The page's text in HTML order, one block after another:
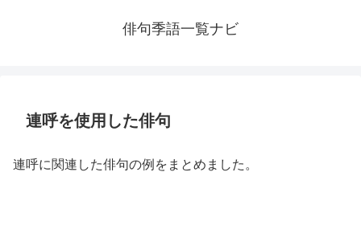
俳句季語一覧ナビ
連呼を使用した俳句
連呼に関連した俳句の例をまとめました。